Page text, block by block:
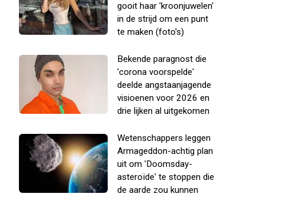
gooit haar 'kroonjuwelen'
in de strijd om een punt
te maken (foto's)
Bekende paragnost die
'corona voorspelde'
deelde angstaanjagende
visioenen voor 2026 en
drie lijken al uitgekomen
Wetenschappers leggen
Armageddon-achtig plan
uit om 'Doomsday-
asteroïde' te stoppen die
de aarde zou kunnen